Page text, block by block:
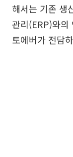
해서는 기존 생
관리(ERP)와의
토에버가 전담